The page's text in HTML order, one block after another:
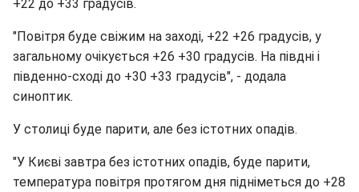
+22 до +33 градусів.
"Повітря буде свіжим на заході, +22 +26 градусів, у
загальному очікується +26 +30 градусів. На півдні і
південно-сході до +30 +33 градусів", - додала
синоптик.
У столиці буде парити, але без істотних опадів.
"У Києві завтра без істотних опадів, буде парити,
температура повітря протягом дня підніметься до +28